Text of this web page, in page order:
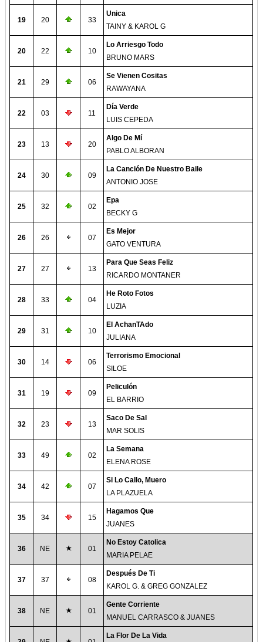
19 20 33
Unica
TAINY & KAROL G
20 22 10
Lo Arriesgo Todo
BRUNO MARS
21 29 06
Se Vienen Cositas
RAWAYANA
22 03 11
Día Verde
LUIS CEPEDA
23 13 20
Algo De Mí
PABLO ALBORAN
24 30 09
La Canción De Nuestro Baile
ANTONIO JOSE
25 32 02
Epa
BECKY G
26 26 07
Es Mejor
GATO VENTURA
27 27 13
Para Que Seas Feliz
RICARDO MONTANER
28 33 04
He Roto Fotos
LUZIA
29 31 10
El AchanTAdo
JULIANA
30 14 06
Terrorismo Emocional
SILOE
31 19 09
Peliculón
EL BARRIO
32 23 13
Saco De Sal
MAR SOLIS
33 49 02
La Semana
ELENA ROSE
34 42 07
Si Lo Callo, Muero
LA PLAZUELA
35 34 15
Hagamos Que
JUANES
36 NE 01
No Estoy Catolica
MARIA PELAE
37 37 08
Después De Ti
KAROL G. & GREG GONZALEZ
38 NE 01
Gente Corriente
MANUEL CARRASCO & JUANES
La Flor De La Vida